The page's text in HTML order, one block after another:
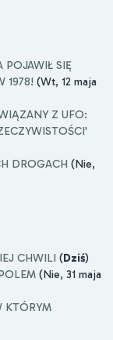
POJAWIŁ SIĘ
1978! (Wt, 12 maja
Z UFO:
DROGACH (Nie,
CHWILI (Dziś)
(Nie, 31 maja
KTÓRYM